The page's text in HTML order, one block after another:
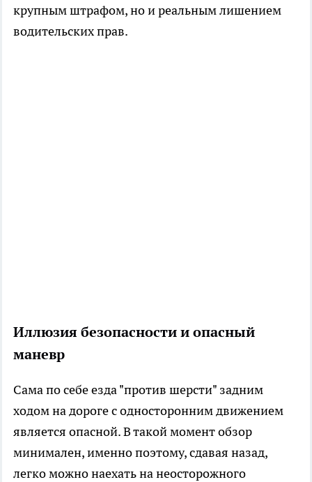
крупным штрафом, но и реальным лишением
водительских прав.
Иллюзия безопасности и опасный
маневр
Сама по себе езда "против шерсти" задним
ходом на дороге с односторонним движением
является опасной. В такой момент обзор
минимален, именно поэтому, сдавая назад,
легко можно наехать на неосторожного